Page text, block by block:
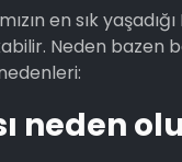
en sık
Neden bazen
neden